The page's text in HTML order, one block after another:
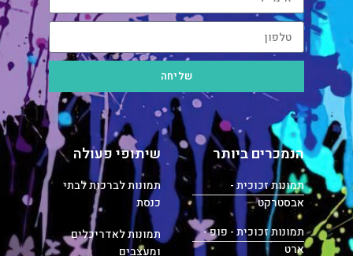
שליחה
הנמכרים ביותר
תמונות זכוכית -
אבסטרקט
תמונות זכוכית - פופ -
ארט
שיתופי פעולה
תמונות לברכות לבתי
כנסת
תמונות לאדריכלים
ומעצבים